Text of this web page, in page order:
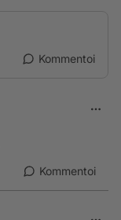
Kommentoi
Kommentoi